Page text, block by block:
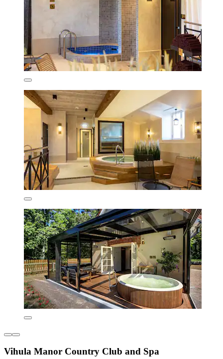
Vihula Manor Country Club and Spa